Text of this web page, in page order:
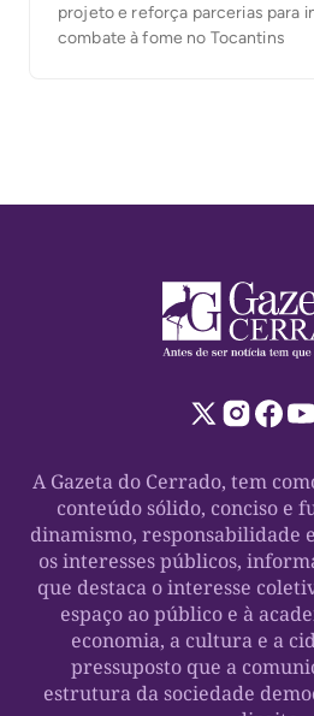
projeto e reforça parcerias para
combate à fome no Tocantins
A Gazeta do Cerrado, tem
conteúdo sólido, conciso e
dinamismo, responsabilidade
os interesses públicos,
que destaca o interesse
espaço ao público e à
economia, a cultura e a
pressuposto que a
estrutura da sociedade